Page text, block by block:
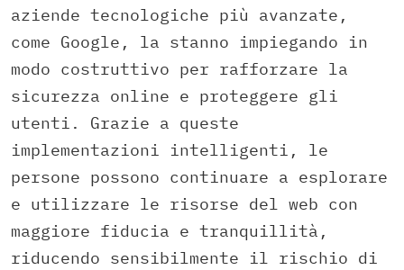
aziende tecnologiche più avanzate,
come Google, la stanno impiegando in
modo costruttivo per rafforzare la
sicurezza online e proteggere gli
utenti. Grazie a queste
implementazioni intelligenti, le
persone possono continuare a esplorare
e utilizzare le risorse del web con
maggiore fiducia e tranquillità,
riducendo sensibilmente il rischio di